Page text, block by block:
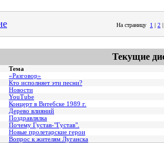
На страницу 1 | 2
Текущие
Тема
«Разговор»
Кто исполняет эти песни?
Новости
YouTube
Концерт в Витебске 1989 г.
Дерево влияний
Поздравлялка
Почему Густав-"Густав".
Hовые пролетарские герои
Вопрос к жителям Луганска